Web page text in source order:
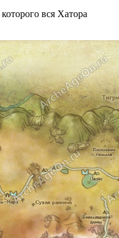
вся Хатора